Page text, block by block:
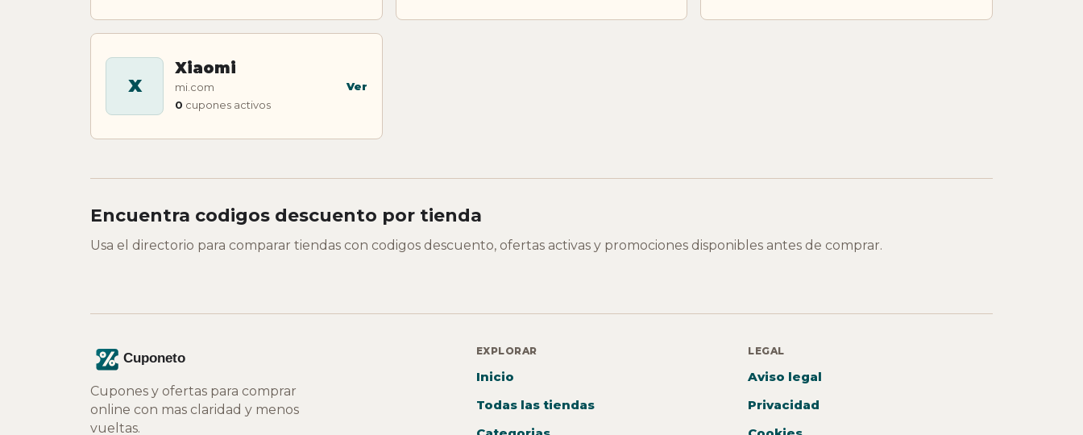
X
Xiaomi
mi.com
0 cupones activos
Ver
Encuentra codigos descuento por tienda
Usa el directorio para comparar tiendas con codigos descuento, ofertas activas y promociones disponibles antes de comprar.
Cupones y ofertas para comprar
online con mas claridad y menos
vueltas.
EXPLORAR
Inicio
Todas las tiendas
LEGAL
Aviso legal
Privacidad